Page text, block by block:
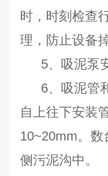
时，时刻检查
理，防止设备
5、吸泥泵
6、吸泥管
自上往下安装
10~20mm。
侧污泥沟中。